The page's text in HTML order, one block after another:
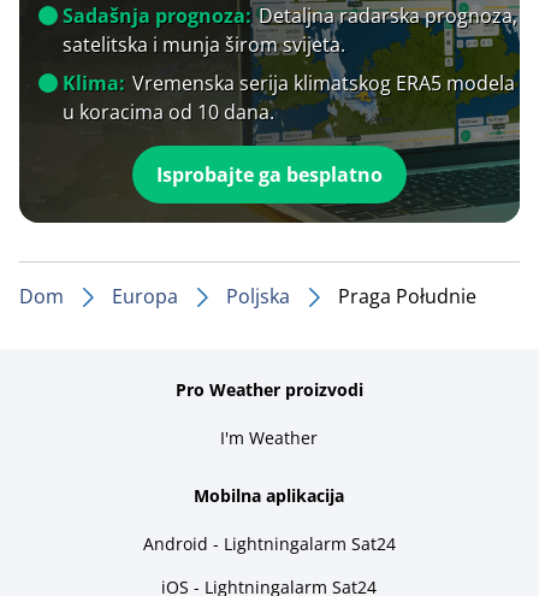
Sadašnja prognoza: Detaljna radarska prognoza,
satelitska i munja širom svijeta.
Klima: Vremenska serija klimatskog ERA5 modela
u koracima od 10 dana.
Isprobajte ga besplatno
Dom Europa Poljska Praga Południe
Pro Weather proizvodi
I'm Weather
Mobilna aplikacija
Android - Lightningalarm Sat24
iOS - Lightningalarm Sat24